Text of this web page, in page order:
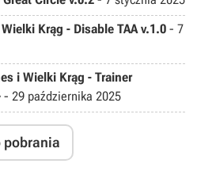
Krąg - Disable TAA v.1.0 - 7
i Wielki Krąg - Trainer
- 29 października 2025
pobrania